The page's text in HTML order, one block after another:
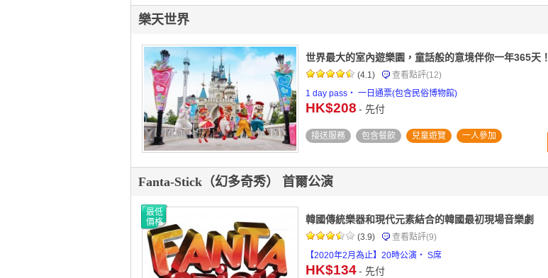
樂天世界
世界最大的室內遊樂園，童話般的意境伴你一年365天！
(4.1) 查看點評(12)
1 day pass・ 一日通票(包含民俗博物館)
HK$208 - 先付
接送服務 包含餐飲 兒童遊覽 一人參加
Fanta-Stick（幻多奇秀） 首爾公演
最低
價格
韓國傳統樂器和現代元素結合的韓國最初現場音樂劇
(3.9) 查看點評(9)
【2020年2月為止】20時公演・ S席
HK$134- 先付